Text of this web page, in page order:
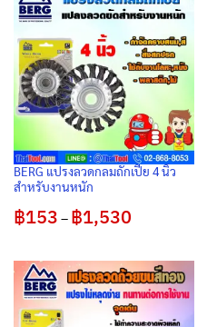
BERG แปรงลวดกลมถักเปีย 4 นิ้ว
สำหรับงานหนัก
฿153 – ฿1,530Price
range:
฿1,530